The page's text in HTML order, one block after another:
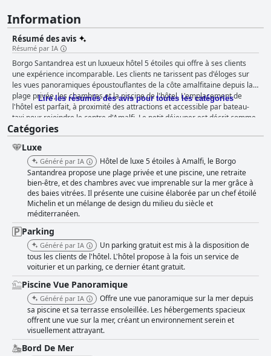
Information
Résumé des avis
Résumé par IA
Borgo Santandrea est un luxueux hôtel 5 étoiles qui offre à ses clients
une expérience incomparable. Les clients ne tarissent pas d'éloges sur
les vues panoramiques époustouflantes de la côte amalfitaine depuis la
plage privée, les chambres et la piscine de l'hôtel. L'emplacement de
l'hôtel est parfait, à proximité des attractions et accessible par bateau-
taxi pour rejoindre le centre d'Amalfi. Le petit déjeuner est décrit comme
fantastique, avec une bonne variété d'options et des produits de haute
qualité, tandis que les deux restaurants proposent des plats créatifs et
savoureux. Le personnel de l'hôtel est exceptionnel, offrant un service
attentif et aimable qui s'étend à tous les clients. L'hôtel respire l'élégance
avec des détails bien pensés, une végétation luxuriante et une propreté
irréprochable. La plage privée et la piscine sont parfaites pour se
détendre, avec des eaux cristallines et de nombreuses possibilités de
plongée avec masque et tuba. Le Borgo Santandrea incarne le luxe et
répond aux exigences de chaque client pour créer une ambiance qui
dépasse les attentes. C'est un paradis absolu sur la mer auquel il est
difficile de résister, ce qui en fait une destination parfaite pour les
voyageurs à la recherche d'un séjour inoubliable.
Lire les résumés des avis pour toutes les catégories
Catégories
Luxe
Généré par IA
Hôtel de luxe 5 étoiles à Amalfi, le Borgo
Santandrea propose une plage privée et une piscine, une retraite
bien-être, et des chambres avec vue imprenable sur la mer grâce à
des baies vitrées. Il présente une cuisine élaborée par un chef étoilé
Michelin et un mélange de design du milieu du siècle et
méditerranéen.
Parking
Généré par IA
Un parking gratuit est mis à la disposition de
tous les clients de l'hôtel. L'hôtel propose à la fois un service de
voiturier et un parking, ce dernier étant gratuit.
Piscine Vue Panoramique
Généré par IA
Offre une vue panoramique sur la mer depuis
sa piscine et sa terrasse ensoleillée. Les hébergements spacieux
offrent une vue sur la mer, créant un environnement serein et
visuellement attrayant.
Bord De Mer